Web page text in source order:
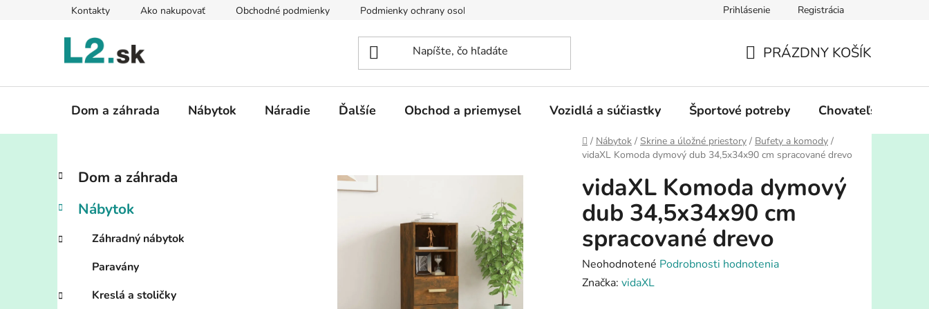
Kontakty Ako nakupovať Obchodné podmienky Podmienky ochrany osobných údajov Prihlásenie Registrácia
KOŠÍK
PRÁZDNY KOŠÍK
Dom a záhrada Nábytok Náradie Ďalšíe Obchod a priemysel Vozidlá a súčiastky Športové potreby Chovateľské
Domov
/ Nábytok / Skrine a úložné priestory / Bufety a komody /
vidaXL Komoda dymový dub 34,5x34x90 cm spracované drevo
B
č
ý
n
Preskočiť
kategórie
K
a
e
ó
e
Dom a záhrada
Nábytok
Záhradný nábytok
Paravány
Kreslá a stoličky
vidaXL Komoda dymový
dub 34,5x34x90 cm
spracované drevo
Priemerné
hodnotenie
Neohodnotené Podrobnosti hodnotenia
Značka: vidaXL